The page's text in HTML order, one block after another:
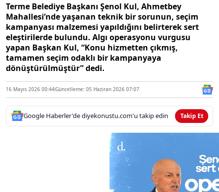
Terme Belediye Başkanı Şenol Kul, Ahmetbey
Mahallesi’nde yaşanan teknik bir sorunun, seçim
kampanyası malzemesi yapıldığını belirterek sert
eleştirilerde bulundu. Algı operasyonu vurgusu
yapan Başkan Kul, “Konu hizmetten çıkmış,
tamamen seçim odaklı bir kampanyaya
dönüştürülmüştür” dedi.
16 Mayıs 2026 00:44Güncelleme: 05 Haziran 2026 07:07
Google Haberler'de diyekonustu.com'u takip edin Takip Et